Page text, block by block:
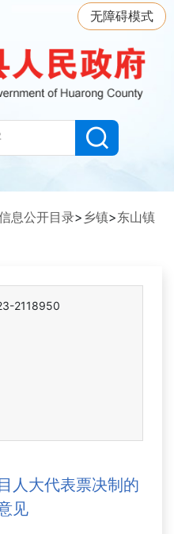
无障碍模式
息公开目录> 乡镇>东山镇
2118950
人大代表票决制的
见